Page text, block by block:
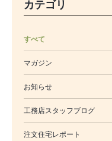
カテゴリ
すべて
マガジン
お知らせ
工務店スタッフブログ
注文住宅レポート